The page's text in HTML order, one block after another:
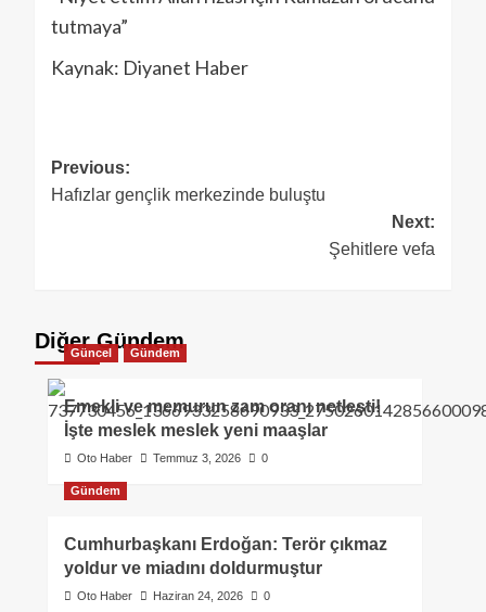
tutmaya”
Kaynak: Diyanet Haber
Previous:
Hafızlar gençlik merkezinde buluştu
Next:
Şehitlere vefa
Diğer Gündem
Güncel Gündem
Emekli ve memurun zam oranı netleşti!
İşte meslek meslek yeni maaşlar
Oto Haber Temmuz 3, 2026 0
Gündem
Cumhurbaşkanı Erdoğan: Terör çıkmaz
yoldur ve miadını doldurmuştur
Oto Haber Haziran 24, 2026 0